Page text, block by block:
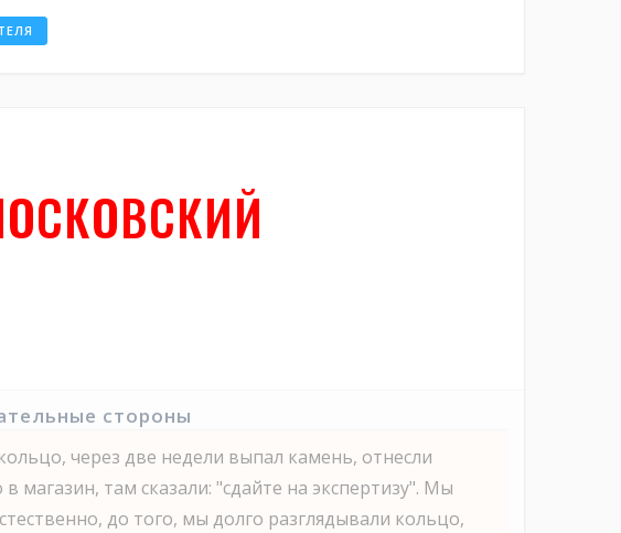
стороны
через две недели выпал камень, отнесли
в магазин, там сказали: "сдайте на экспертизу". Мы
до того, мы долго разглядывали кольцо,